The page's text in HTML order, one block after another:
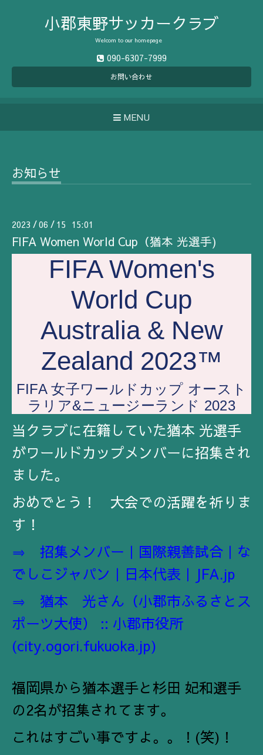
小郡東野サッカークラブ
Welcom to our homepage
090-6307-7999
お問い合わせ
MENU
お知らせ
2023 /06 / 15 15:01
FIFA Women World Cup（猶本 光選手)
FIFA Women's
World Cup
Australia & New
Zealand 2023™
FIFA 女子ワールドカップ オースト
ラリア&ニュージーランド 2023
当クラブに在籍していた猶本 光選手
がワールドカップメンバーに招集され
ました。
おめでとう！ 大会での活躍を祈りま
す！
⇒ 招集メンバー｜国際親善試合｜な
でしこジャパン｜日本代表｜JFA.jp
⇒ 猶本 光さん（小郡市ふるさとス
ポーツ大使） :: 小郡市役所
(city.ogori.fukuoka.jp)
福岡県から猶本選手と杉田 妃和選手
の2名が招集されてます。
これはすごい事ですよ。。！(笑)！